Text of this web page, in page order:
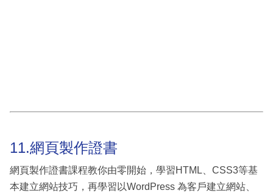
11.網頁製作證書
網頁製作證書課程教你由零開始，學習HTML、CSS3等基
本建立網站技巧，再學習以WordPress 為客戶建立網站、